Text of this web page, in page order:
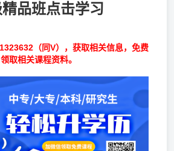
品班点击学习
（同V），获取相关信息，免费
领取相关课程资料。